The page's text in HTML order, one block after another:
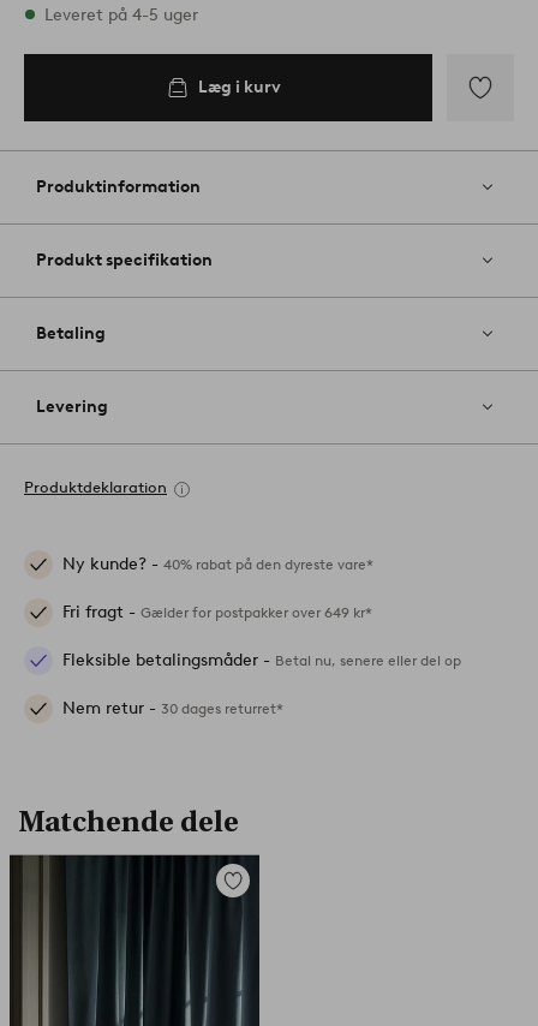
På lager
Leveret på 4-5 uger
Læg i kurv
til
Produktinformation
Produkt specifikation
Betaling
Levering
Produktdeklaration
Ny kunde? - 40% rabat på den dyreste vare*
Fri fragt - Gælder for postpakker over 649 kr*
Fleksible betalingsmåder - Betal nu, senere eller del op
Nem retur - 30 dages returret*
Matchende dele
Tilføj
favoritter